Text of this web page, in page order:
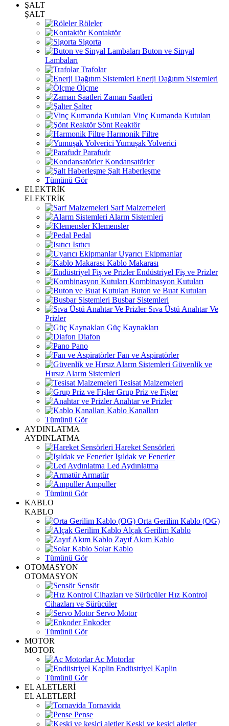
ŞALT
ŞALT
Röleler
Kontaktör
Sigorta
Buton ve Sinyal
Lambaları
Trafolar
Enerji Dağıtım Sistemleri
Ölçme
Zaman Saatleri
Şalter
Vinç Kumanda Kutuları
Şönt Reaktör
Harmonik Filtre
Yumuşak Yolverici
Parafudr
Kondansatörler
Şalt Haberleşme
Tümünü Gör
ELEKTRİK
ELEKTRİK
Sarf Malzemeleri
Alarm Sistemleri
Klemensler
Pedal
Isıtıcı
Uyarıcı Ekipmanlar
Kablo Makarası
Endüstriyel Fiş ve Prizler
Kombinasyon Kutuları
Buton ve Buat Kutuları
Busbar Sistemleri
Sıva Üstü Anahtar Ve
Prizler
Güç Kaynakları
Diafon
Pano
Fan ve Aspiratörler
Güvenlik ve
Hırsız Alarm Sistemleri
Tesisat Malzemeleri
Grup Priz ve Fişler
Anahtar ve Prizler
Kablo Kanalları
Tümünü Gör
AYDINLATMA
AYDINLATMA
Hareket Sensörleri
Işıldak ve Fenerler
Led Aydınlatma
Armatür
Ampuller
Tümünü Gör
KABLO
KABLO
Orta Gerilim Kablo (OG)
Alçak Gerilim Kablo
Zayıf Akım Kablo
Solar Kablo
Tümünü Gör
OTOMASYON
OTOMASYON
Sensör
Hız Kontrol
Cihazları ve Sürücüler
Servo Motor
Enkoder
Tümünü Gör
MOTOR
MOTOR
Ac Motorlar
Endüstriyel Kaplin
Tümünü Gör
EL ALETLERİ
EL ALETLERİ
Tornavida
Pense
Keski ve kesici aletler